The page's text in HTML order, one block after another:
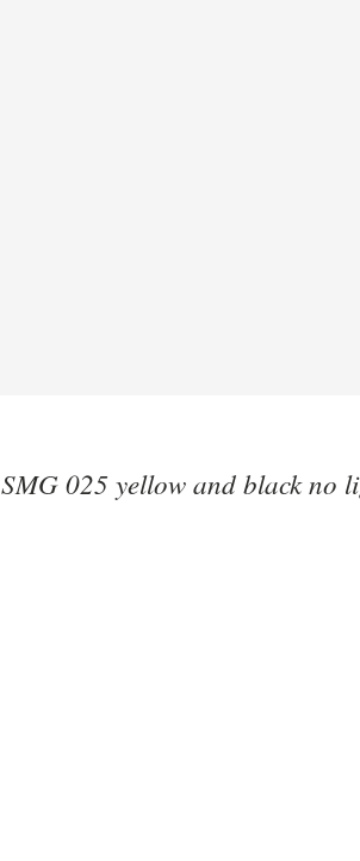
SMG 025 yellow and black no